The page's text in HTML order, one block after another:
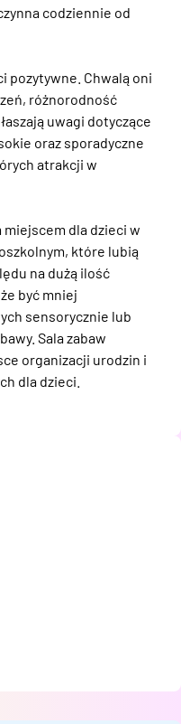
codziennie od
pozytywne. Chwalą oni
różnorodność
uwagi dotyczące
oraz sporadyczne
atrakcji w
dla dzieci w
które lubią
na dużą ilość
być mniej
sensorycznie lub
Sala zabaw
organizacji urodzin i
dla dzieci.